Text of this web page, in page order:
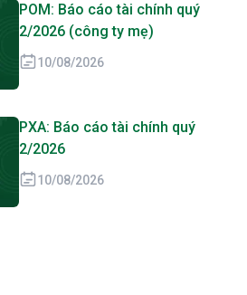
POM: Báo cáo tài chính quý
2/2026 (công ty mẹ)
10/08/2026
PXA: Báo cáo tài chính quý
2/2026
10/08/2026